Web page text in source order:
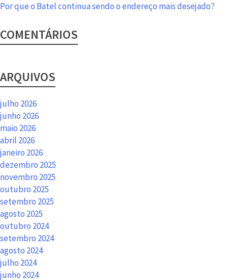
Por que o Batel continua sendo o endereço mais desejado?
COMENTÁRIOS
ARQUIVOS
julho 2026
junho 2026
maio 2026
abril 2026
janeiro 2026
dezembro 2025
novembro 2025
outubro 2025
setembro 2025
agosto 2025
outubro 2024
setembro 2024
agosto 2024
julho 2024
junho 2024